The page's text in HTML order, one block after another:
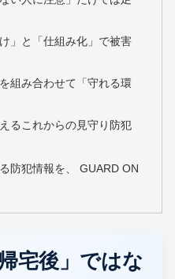
」と「仕組み化」で被害
組み合わせて「守れる環
るこれからの見守り防犯
防犯情報を、 GUARD ON
宅後」ではな